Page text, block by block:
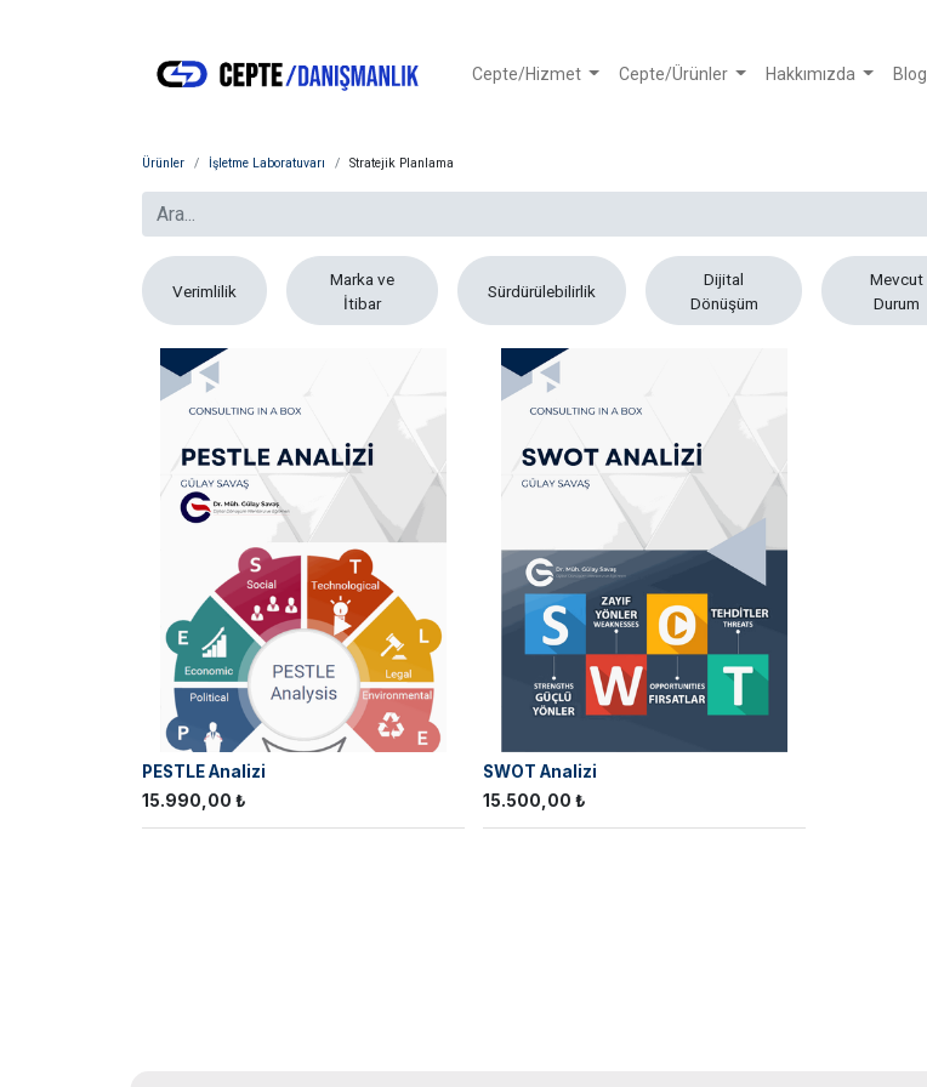
Cepte/Hizmet Cepte/Ürünler Hakkımızda Blog
Ürünler İşletme Laboratuvarı Stratejik Planlama
Verimlilik
Marka ve
İtibar
Sürdürülebilirlik
Dijital
Dönüşüm
Mevcut
Durum
PESTLE Analizi
15.990,00 ₺
SWOT Analizi
15.500,00 ₺